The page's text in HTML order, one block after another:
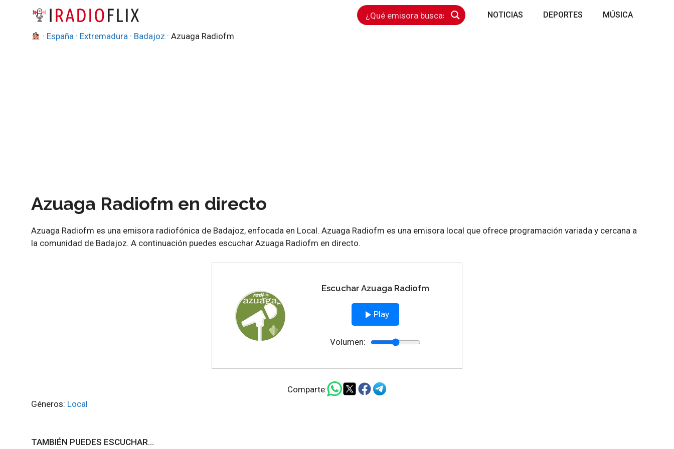
contenido
NOTICIAS DEPORTES MÚSICA
· España · Extremadura · Badajoz ·Azuaga Radiofm
Azuaga Radiofm en directo
Azuaga Radiofm es una emisora radiofónica de Badajoz, enfocada en Local. Azuaga Radiofm es una emisora local que ofrece programación variada y cercana a
la comunidad de Badajoz. A continuación puedes escuchar Azuaga Radiofm en directo.
Escuchar Azuaga Radiofm
Play
Volumen:
Comparte:
Géneros: Local
TAMBIÉN PUEDES ESCUCHAR...